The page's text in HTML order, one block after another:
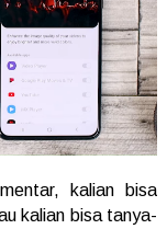
kalian bisa
kalian bisa tanya-